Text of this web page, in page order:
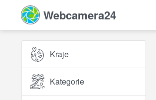
Webcamera24
Kraje
Kategorie